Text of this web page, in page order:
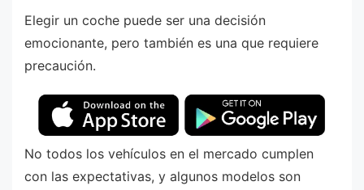
Elegir un coche puede ser una decisión
emocionante, pero también es una que requiere
precaución.
No todos los vehículos en el mercado cumplen
con las expectativas, y algunos modelos son